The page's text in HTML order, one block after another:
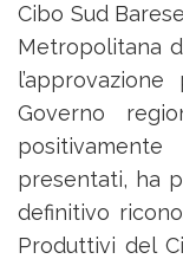
Cibo Sud
Metropolitana
Governo
presentati, ha
definitivo
Produttivi del